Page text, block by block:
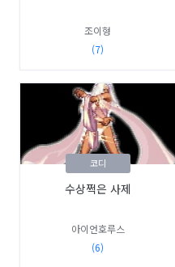
조이형
(7)
수상쩍은 사제
아이언호루스
(6)
코디